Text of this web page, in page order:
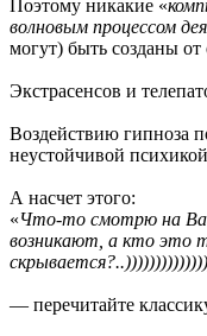
Поэтому никакие «
волновым процессом
могут) быть созданы
Экстрасенсов и
Воздействию гипноза
неустойчивой
А насчет этого:
«Что-то смотрю на
возникают, а кто это
— перечитайте